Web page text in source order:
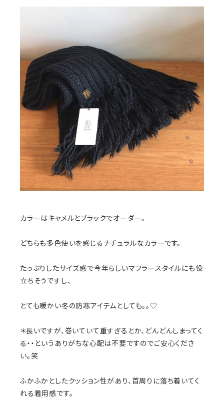
カラーはキャメルとブラックでオーダー。
どちらも多色使いを感じるナチュラルなカラーです。
たっぷりしたサイズ感で今年らしいマフラースタイルにも役
立ちそうですし、
とても暖かい冬の防寒アイテムとしても。。♡
＊長いですが、巻いていて重すぎるとか、どんどんしまってく
る・・というありがちな心配は不要ですのでご安心くださ
い。笑
ふかふかとしたクッション性があり、首周りに落ち着いてく
れる着用感です。